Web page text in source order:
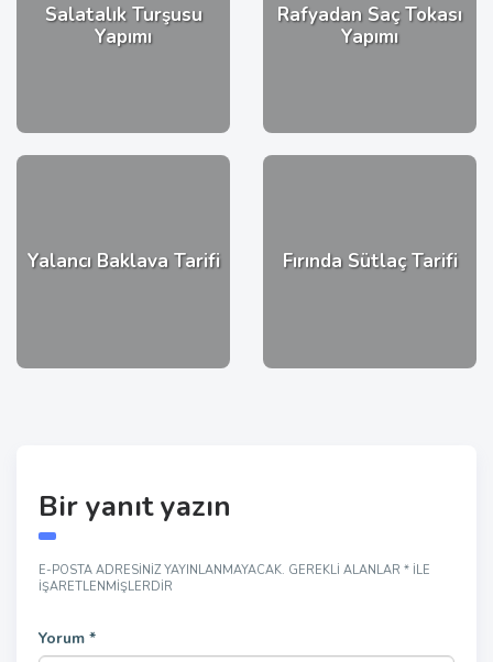
Salatalık Turşusu
Yapımı
Rafyadan Saç Tokası
Yapımı
Yalancı Baklava Tarifi Fırında Sütlaç Tarifi
Bir yanıt yazın
E-POSTA ADRESINIZ YAYINLANMAYACAK. GEREKLI ALANLAR * ILE
IŞARETLENMIŞLERDIR
Yorum *